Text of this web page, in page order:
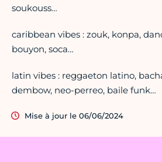
soukouss…
caribbean vibes : zouk, konpa,
bouyon, soca…
latin vibes : reggaeton latino,
dembow, neo-perreo, baile funk…
Mise à jour le 06/06/2024